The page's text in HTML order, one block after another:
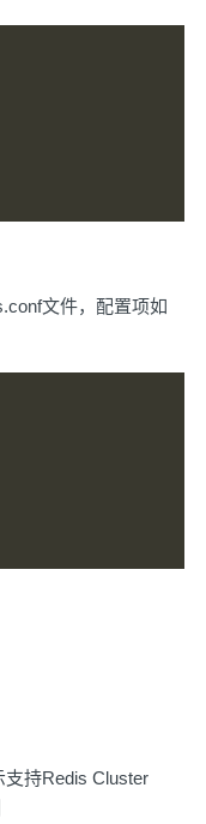
文件，配置项如
支持Redis Cluster